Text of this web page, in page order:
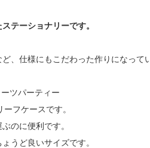
テーショナリーです。
、仕様にもこだわった作りになって
ツパーティー
フケースです。
のに便利です。
うど良いサイズです。